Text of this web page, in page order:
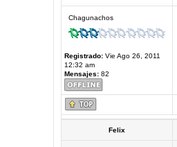
Chagunachos
Registrado:Vie Ago 26, 2011
12:32 am
Mensajes:82
Felix